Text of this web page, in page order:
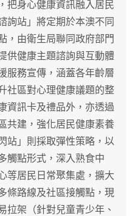
把身心健康資訊融入居民
詢站」將定期於本澳不同
，由衛生局聯同政府部門
供健康主題諮詢與互動體
服務宣傳，涵蓋各年齡層
社區對心理健康議題的整
資訊卡及禮品外，亦透過
共建，強化居民健康素養
站」則採取彈性策略，以
觸點形式，深入熟食中
等居民日常聚集處，擴大
條路線及社區接觸點，現
拉架（針對兒童青少年、